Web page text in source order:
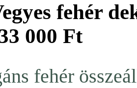
fehér
000 Ft
fehér